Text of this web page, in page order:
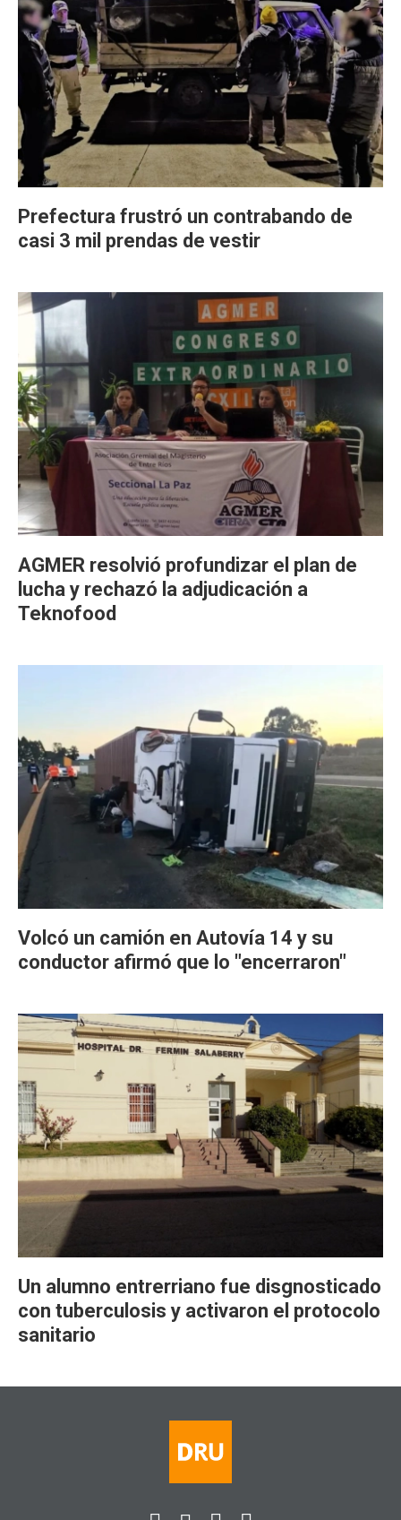
Prefectura frustró un contrabando de
casi 3 mil prendas de vestir
AGMER resolvió profundizar el plan de
lucha y rechazó la adjudicación a
Teknofood
Volcó un camión en Autovía 14 y su
conductor afirmó que lo "encerraron"
Un alumno entrerriano fue disgnosticado
con tuberculosis y activaron el protocolo
sanitario